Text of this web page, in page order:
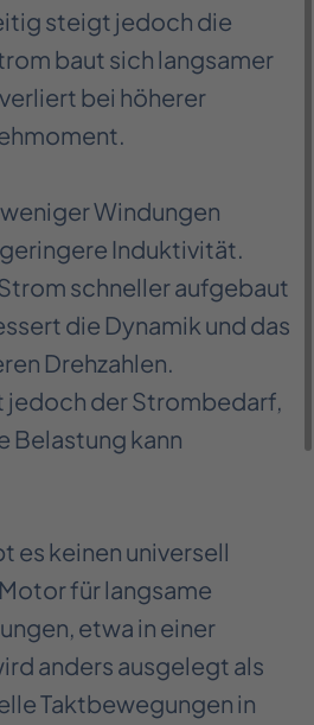
steigt jedoch die
baut sich langsamer
bei höherer
Windungen
Induktivität.
schneller aufgebaut
die Dynamik und das
Drehzahlen.
der Strombedarf,
Belastung kann
es keinen universell
für langsame
etwa in einer
anders ausgelegt als
Taktbewegungen in